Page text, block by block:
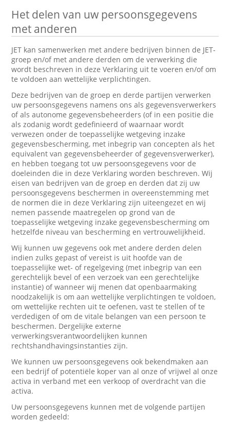
Het delen van uw persoonsgegevens
met anderen
JET kan samenwerken met andere bedrijven binnen de JET-
groep en/of met andere derden om de verwerking die
wordt beschreven in deze Verklaring uit te voeren en/of om
te voldoen aan wettelijke verplichtingen.
Deze bedrijven van de groep en derde partijen verwerken
uw persoonsgegevens namens ons als gegevensverwerkers
of als autonome gegevensbeheerders (of in een positie die
als zodanig wordt gedefinieerd of waarnaar wordt
verwezen onder de toepasselijke wetgeving inzake
gegevensbescherming, met inbegrip van concepten als het
equivalent van gegevensbeheerder of gegevensverwerker),
en hebben toegang tot uw persoonsgegevens voor de
doeleinden die in deze Verklaring worden beschreven. Wij
eisen van bedrijven van de groep en derden dat zij uw
persoonsgegevens beschermen in overeenstemming met
de normen die in deze Verklaring zijn uiteengezet en wij
nemen passende maatregelen op grond van de
toepasselijke wetgeving inzake gegevensbescherming om
hetzelfde niveau van bescherming en vertrouwelijkheid.
Wij kunnen uw gegevens ook met andere derden delen
indien zulks gepast of vereist is uit hoofde van de
toepasselijke wet- of regelgeving (met inbegrip van een
gerechtelijk bevel of een verzoek van een gerechtelijke
instantie) of wanneer wij menen dat openbaarmaking
noodzakelijk is om aan wettelijke verplichtingen te voldoen,
om wettelijke rechten uit te oefenen, vast te stellen of te
verdedigen of om de vitale belangen van een persoon te
beschermen. Dergelijke externe
verwerkingsverantwoordelijken kunnen
rechtshandhavingsinstanties zijn.
We kunnen uw persoonsgegevens ook bekendmaken aan
een bedrijf of potentiële koper van al onze of vrijwel al onze
activa in verband met een verkoop of overdracht van die
activa.
Uw persoonsgegevens kunnen met de volgende partijen
worden gedeeld: